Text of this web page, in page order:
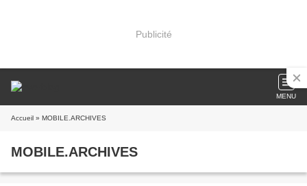
Publicité
MENU
Accueil » MOBILE.ARCHIVES
MOBILE.ARCHIVES